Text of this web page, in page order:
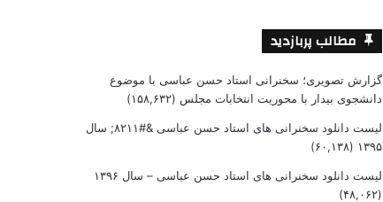
مطالب پربازدید
گزارش تصویری؛ سخنرانی استاد حسن عباسی با موضوع
دانشجوی بیدار با محوریت انتخابات مجلس (۱۵۸,۶۳۲)
لیست دانلود سخنرانی های استاد حسن عباسی &#۸۲۱۱; سال
۱۳۹۵ (۶۰,۱۳۸)
لیست دانلود سخنرانی های استاد حسن عباسی – سال ۱۳۹۶
(۴۸,۰۶۲)